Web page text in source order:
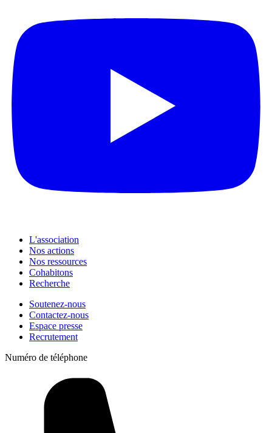
L'association
Nos actions
Nos ressources
Cohabitons
Recherche
Soutenez-nous
Contactez-nous
Espace presse
Recrutement
Numéro de téléphone